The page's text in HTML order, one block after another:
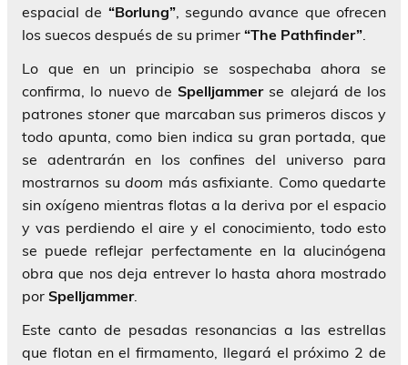
espacial de “Borlung”, segundo avance que ofrecen
los suecos después de su primer “The Pathfinder”.
Lo que en un principio se sospechaba ahora se
confirma, lo nuevo de Spelljammerse alejará de los
patrones stonerque marcaban sus primeros discos y
todo apunta, como bien indica su gran portada, que
se adentrarán en los confines del universo para
mostrarnos su doom más asfixiante. Como quedarte
sin oxígeno mientras flotas a la deriva por el espacio
y vas perdiendo el aire y el conocimiento, todo esto
se puede reflejar perfectamente en la alucinógena
obra que nos deja entrever lo hasta ahora mostrado
por Spelljammer.
Este canto de pesadas resonancias a las estrellas
que flotan en el firmamento, llegará el próximo 2 de